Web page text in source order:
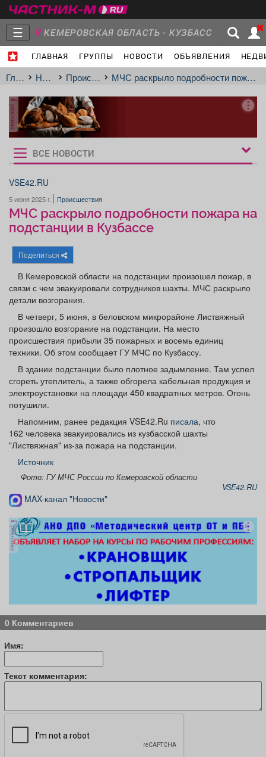
☰ КЕМЕРОВСКАЯ ОБЛАСТЬ - КУЗБАСС
ГЛАВНАЯ ГРУППЫ НОВОСТИ ОБЪЯВЛЕНИЯ
Главная
Группы Новости
Объявления Недвижимость Услуги
Работа
Афиша Обучение Проекты
Товары Поздравления Погода
ТВ программа
Главная Новости Происшествия МЧС раскрыло подробности пожара на подстанции в Кузбассе
реклама
Рукбрики
новостей
ВСЕ НОВОСТИ
VSE42.RU
5 июня 2025 г. Происшествия
МЧС раскрыло подробности пожара на
подстанции в Кузбассе
Поделиться
В Кемеровской области на подстанции произошел пожар, в
связи с чем эвакуировали сотрудников шахты. МЧС раскрыло
детали возгорания.
В четверг, 5 июня, в беловском микрорайоне Листвяжный
произошло возгорание на подстанции. На место
происшествия прибыли 35 пожарных и восемь единиц
техники. Об этом сообщает ГУ МЧС по Кузбассу.
В здании подстанции было плотное задымление. Там успел
сгореть утеплитель, а также обгорела кабельная продукция и
электроустановки на площади 450 квадратных метров. Огонь
потушили.
Напомним, ранее редакция VSE42.Ru писала, что
162 человека эвакуировались из кузбасской шахты
"Листвяжная" из-за пожара на подстанции.
Источник
Фото: ГУ МЧС России по Кемеровской области
VSE42.RU
MAX-канал "Новости"
реклама
0 Комментариев
Имя:
Текст комментария: